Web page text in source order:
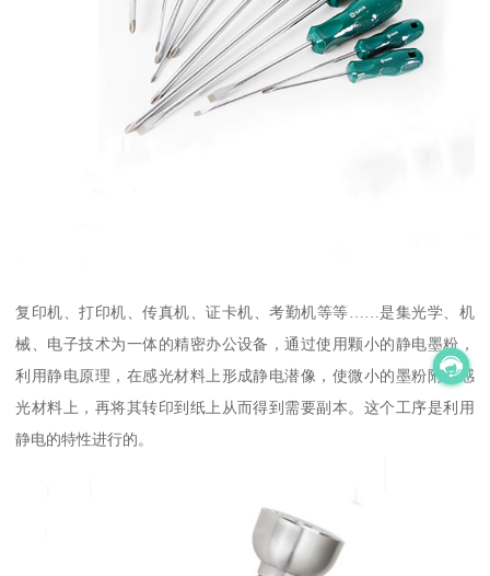
复印机、打印机、传真机、证卡机、考勤机等等……是集光学、机
械、电子技术为一体的精密办公设备，通过使用颗小的静电墨粉，
利用静电原理，在感光材料上形成静电潜像，使微小的墨粉附在感
光材料上，再将其转印到纸上从而得到需要副本。这个工序是利用
静电的特性进行的。